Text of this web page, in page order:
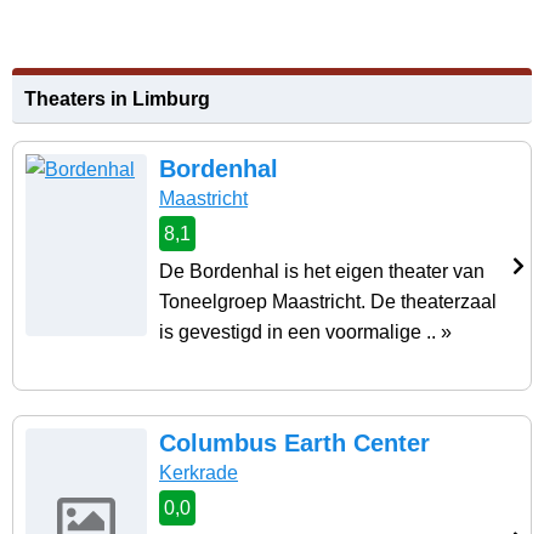
Theaters in Limburg
Bordenhal
Maastricht
8,1
De Bordenhal is het eigen theater van
Toneelgroep Maastricht. De theaterzaal
is gevestigd in een voormalige .. »
Columbus Earth Center
Kerkrade
0,0